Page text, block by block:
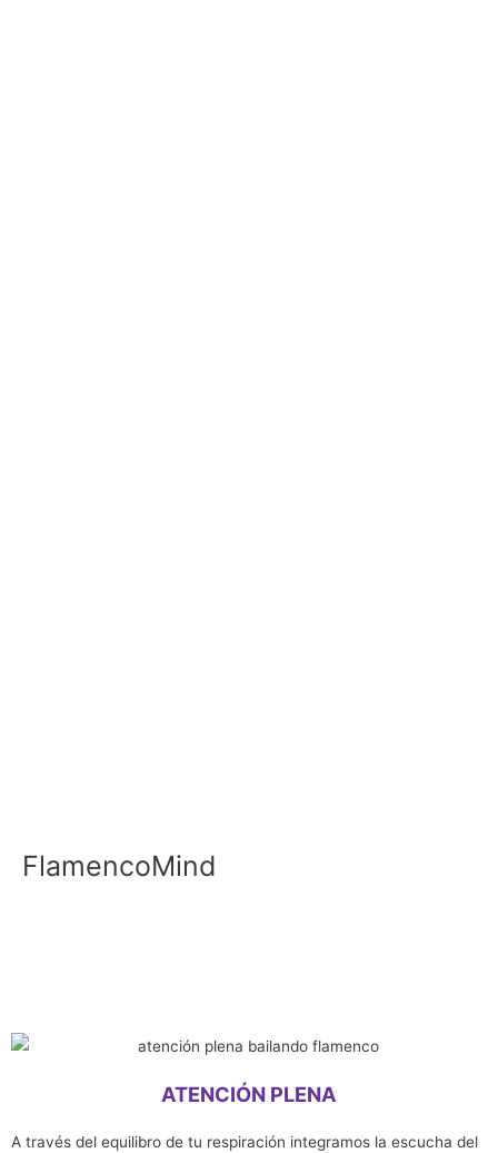
FlamencoMind
ATENCIÓN PLENA
A través del equilibro de tu respiración integramos la escucha del